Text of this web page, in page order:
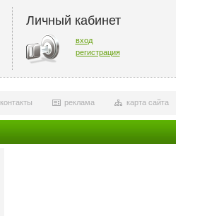
Личный кабинет
вход
регистрация
карта сайта
реклама
контакты